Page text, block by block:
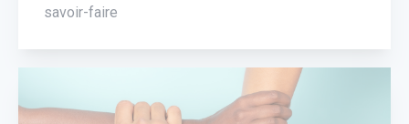
savoir-faire